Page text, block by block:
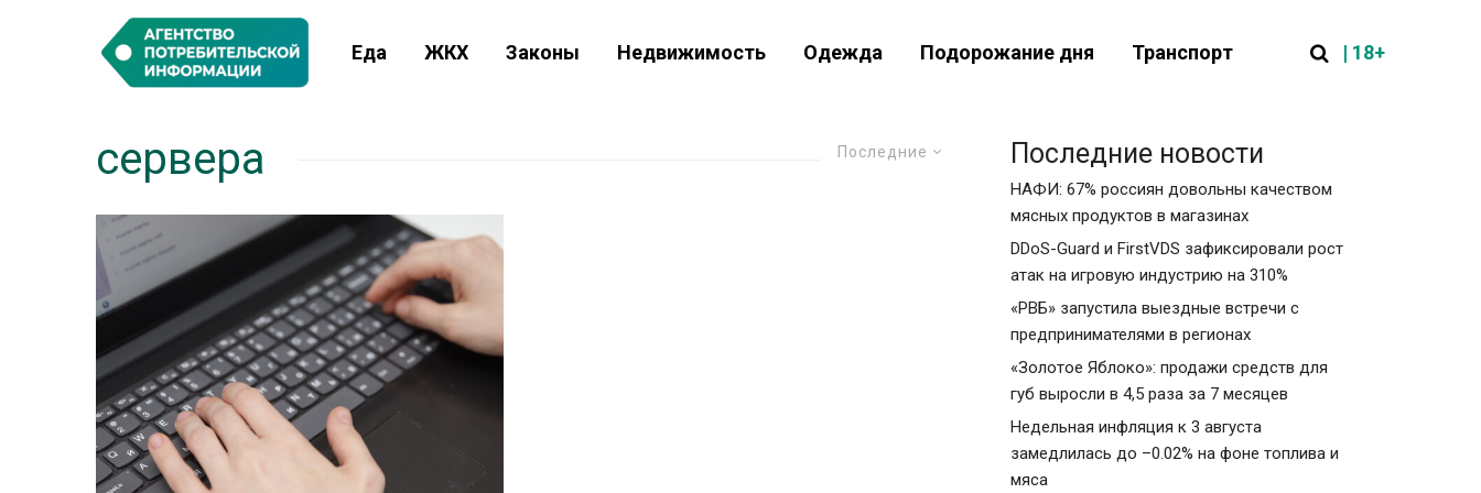
Еда ЖКХ Законы Недвижимость Одежда Подорожание дня Транспорт | 18+
Последние
сервера Последние новости
НАФИ: 67% россиян довольны качеством
мясных продуктов в магазинах
DDoS-Guard и FirstVDS зафиксировали рост
атак на игровую индустрию на 310%
«РВБ» запустила выездные встречи с
предпринимателями в регионах
«Золотое Яблоко»: продажи средств для
губ выросли в 4,5 раза за 7 месяцев
Недельная инфляция к 3 августа
замедлилась до –0.02% на фоне топлива и
мяса